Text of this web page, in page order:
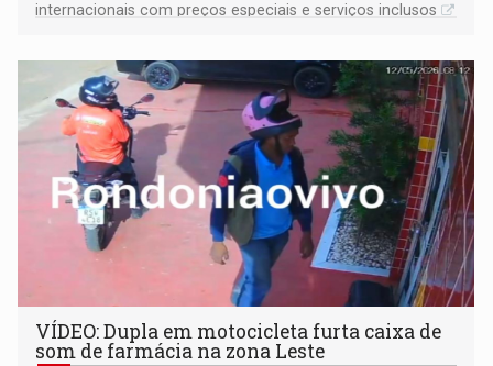
internacionais com preços especiais e serviços inclusos
VÍDEO: Dupla em motocicleta furta caixa de
som de farmácia na zona Leste